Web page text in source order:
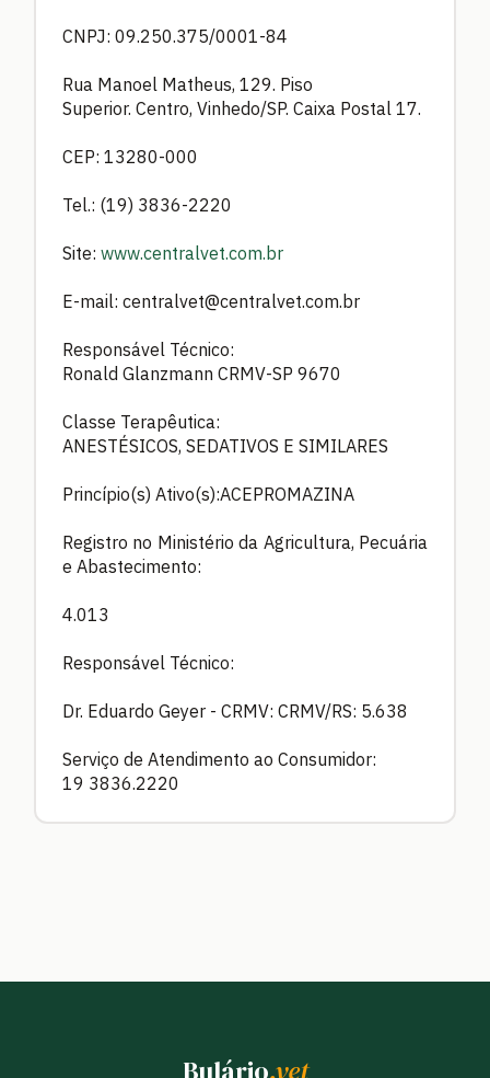
CNPJ: 09.250.375/0001-84
Rua Manoel Matheus, 129. Piso
Superior. Centro, Vinhedo/SP. Caixa Postal 17.
CEP: 13280-000
Tel.: (19) 3836-2220
Site: www.centralvet.com.br
E-mail: centralvet@centralvet.com.br
Responsável Técnico:
Ronald Glanzmann CRMV-SP 9670
Classe Terapêutica:
ANESTÉSICOS, SEDATIVOS E SIMILARES
Princípio(s) Ativo(s):ACEPROMAZINA
Registro no Ministério da Agricultura, Pecuária
e Abastecimento:
4.013
Responsável Técnico:
Dr. Eduardo Geyer - CRMV: CRMV/RS: 5.638
Serviço de Atendimento ao Consumidor:
19 3836.2220
Bulário.vet